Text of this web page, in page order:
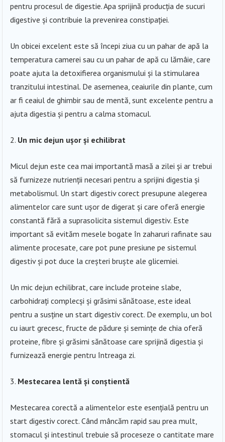
pentru procesul de digestie. Apa sprijină producția de sucuri
digestive și contribuie la prevenirea constipației.
Un obicei excelent este să începi ziua cu un pahar de apă la
temperatura camerei sau cu un pahar de apă cu lămâie, care
poate ajuta la detoxifierea organismului și la stimularea
tranzitului intestinal. De asemenea, ceaiurile din plante, cum
ar fi ceaiul de ghimbir sau de mentă, sunt excelente pentru a
ajuta digestia și pentru a calma stomacul.
Un mic dejun ușor și echilibrat
Micul dejun este cea mai importantă masă a zilei și ar trebui
să furnizeze nutrienții necesari pentru a sprijini digestia și
metabolismul. Un start digestiv corect presupune alegerea
alimentelor care sunt ușor de digerat și care oferă energie
constantă fără a suprasolicita sistemul digestiv. Este
important să evităm mesele bogate în zaharuri rafinate sau
alimente procesate, care pot pune presiune pe sistemul
digestiv și pot duce la creșteri bruște ale glicemiei.
Un mic dejun echilibrat, care include proteine slabe,
carbohidrați complecși și grăsimi sănătoase, este ideal
pentru a susține un start digestiv corect. De exemplu, un bol
cu iaurt grecesc, fructe de pădure și semințe de chia oferă
proteine, fibre și grăsimi sănătoase care sprijină digestia și
furnizează energie pentru întreaga zi.
Mestecarea lentă și conștientă
Mestecarea corectă a alimentelor este esențială pentru un
start digestiv corect. Când mâncăm rapid sau prea mult,
stomacul și intestinul trebuie să proceseze o cantitate mare